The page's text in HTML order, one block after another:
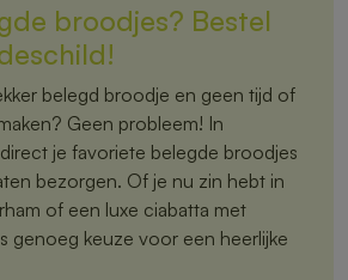
broodjes? Bestel
belegd broodje en geen tijd of
Geen probleem! In
je favoriete belegde broodjes
bezorgen. Of je nu zin hebt in
of een luxe ciabatta met
genoeg keuze voor een heerlijke